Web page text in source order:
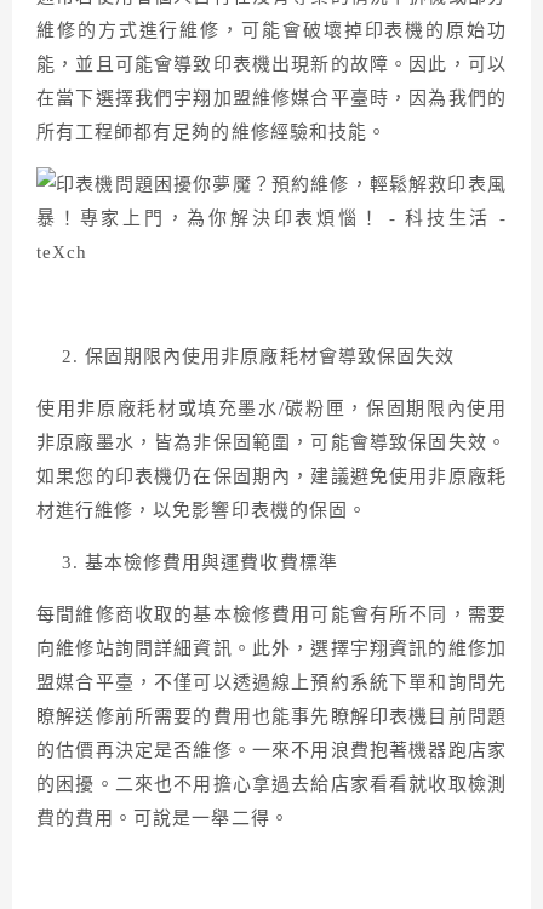
維修的方式進行維修，可能會破壞掉印表機的原始功
能，並且可能會導致印表機出現新的故障。因此，可以
在當下選擇我們宇翔加盟維修媒合平臺時，因為我們的
所有工程師都有足夠的維修經驗和技能。
保固期限內使用非原廠耗材會導致保固失效
使用非原廠耗材或填充墨水/碳粉匣，保固期限內使用
非原廠墨水，皆為非保固範圍，可能會導致保固失效。
如果您的印表機仍在保固期內，建議避免使用非原廠耗
材進行維修，以免影響印表機的保固。
基本檢修費用與運費收費標準
每間維修商收取的基本檢修費用可能會有所不同，需要
向維修站詢問詳細資訊。此外，選擇宇翔資訊的維俢加
盟媒合平臺，不僅可以透過線上預約系統下單和詢問先
瞭解送修前所需要的費用也能事先瞭解印表機目前問題
的估價再決定是否維俢。一來不用浪費抱著機器跑店家
的困擾。二來也不用擔心拿過去給店家看看就收取檢測
費的費用。可說是一舉二得。